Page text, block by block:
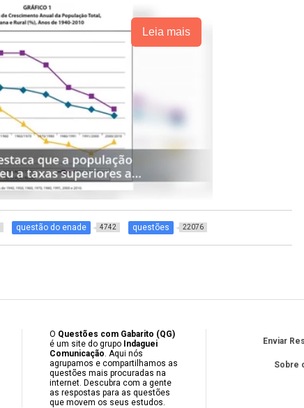
Leia mais
questão do enade 4742 questões 22076
O Questões com Gabarito (QG)
é um site do grupo Indaguei
Comunicação. Aqui nós
agrupamos e compartilhamos as
questões mais procuradas na
internet. Descubra com a gente
as respostas para as questões
que movem os seus estudos.
Enviar
Sobre